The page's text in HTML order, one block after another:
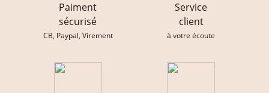
Paiment
sécurisé
CB, Paypal, Virement
Service
client
à votre écoute